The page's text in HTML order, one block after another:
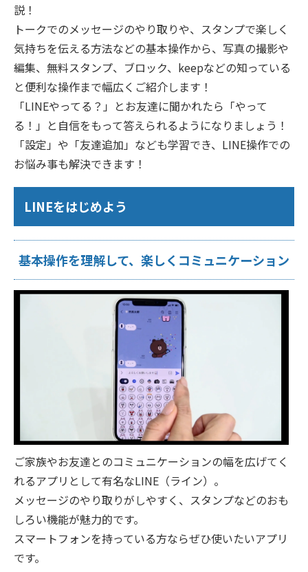
説！
トークでのメッセージのやり取りや、スタンプで楽しく
気持ちを伝える方法などの基本操作から、写真の撮影や
編集、無料スタンプ、ブロック、keepなどの知っている
と便利な操作まで幅広くご紹介します！
「LINEやってる？」とお友達に聞かれたら「やって
る！」と自信をもって答えられるようになりましょう！
「設定」や「友達追加」なども学習でき、LINE操作での
お悩み事も解決できます！
LINEをはじめよう
基本操作を理解して、楽しくコミュニケーション
ご家族やお友達とのコミュニケーションの幅を広げてく
れるアプリとして有名なLINE（ライン）。
メッセージのやり取りがしやすく、スタンプなどのおも
しろい機能が魅力的です。
スマートフォンを持っている方ならぜひ使いたいアプリ
です。